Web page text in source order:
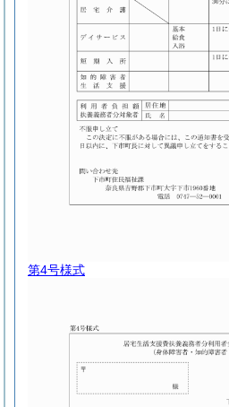
第4号様式